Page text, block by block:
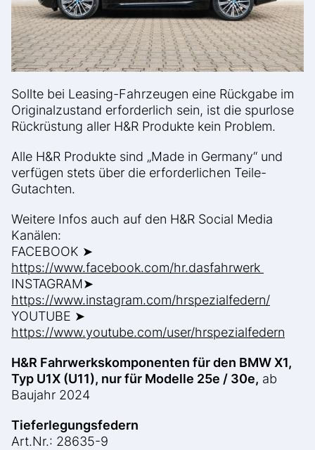
Sollte bei Leasing-Fahrzeugen eine Rückgabe im
Originalzustand erforderlich sein, ist die spurlose
Rückrüstung aller H&R Produkte kein Problem.
Alle H&R Produkte sind „Made in Germany“ und
verfügen stets über die erforderlichen Teile-
Gutachten.
Weitere Infos auch auf den H&R Social Media
Kanälen:
FACEBOOK ➤
https://www.facebook.com/hr.dasfahrwerk
INSTAGRAM➤
https://www.instagram.com/hrspezialfedern/
YOUTUBE ➤
https://www.youtube.com/user/hrspezialfedern
H&R Fahrwerkskomponenten für den BMW X1,
Typ U1X (U11), nur für Modelle 25e / 30e, ab
Baujahr 2024
Tieferlegungsfedern
Art.Nr.: 28635-9